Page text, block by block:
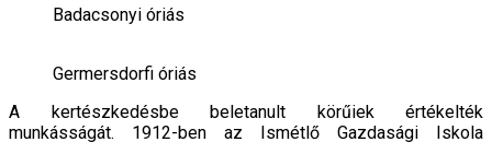
Badacsonyi óriás
Germersdorfi óriás
A kertészkedésbe beletanult körűiek értékelték
munkásságát. 1912-ben az Ismétlő Gazdasági Iskola